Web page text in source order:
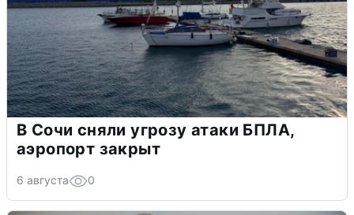
В Сочи сняли угрозу атаки БПЛА,
аэропорт закрыт
6 августа 0